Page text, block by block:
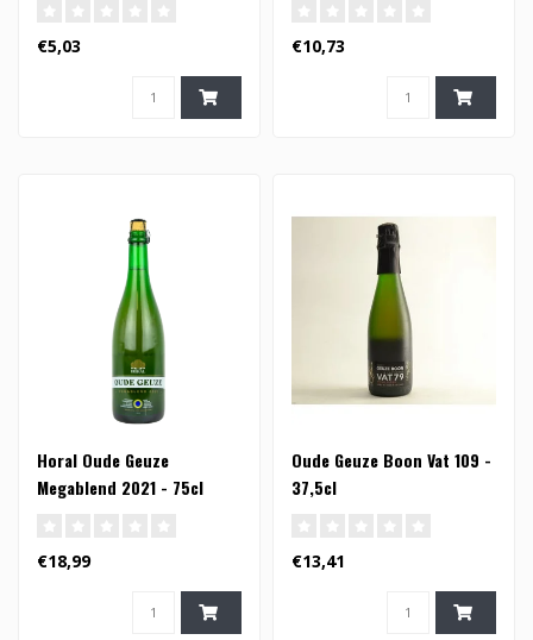
€5,03 €10,73
Horal Oude Geuze
Megablend 2021 - 75cl
€18,99
Oude Geuze Boon Vat 109 -
37,5cl
€13,41